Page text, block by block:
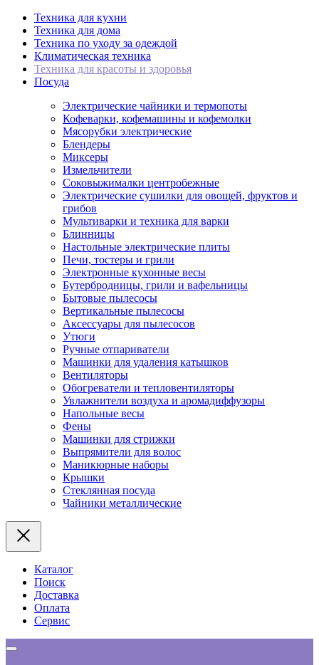
Техника для кухни
Техника для дома
Техника по уходу за одеждой
Климатическая техника
Техника для красоты и здоровья
Посуда
Электрические чайники и термопоты
Кофеварки, кофемашины и кофемолки
Мясорубки электрические
Блендеры
Миксеры
Измельчители
Соковыжималки центробежные
Электрические сушилки для овощей, фруктов и
грибов
Мультиварки и техника для варки
Блинницы
Настольные электрические плиты
Печи, тостеры и грили
Электронные кухонные весы
Бутербродницы, грили и вафельницы
Бытовые пылесосы
Вертикальные пылесосы
Аксессуары для пылесосов
Утюги
Ручные отпариватели
Машинки для удаления катышков
Вентиляторы
Обогреватели и тепловентиляторы
Увлажнители воздуха и аромадиффузоры
Напольные весы
Фены
Машинки для стрижки
Выпрямители для волос
Маникюрные наборы
Крышки
Стеклянная посуда
Чайники металлические
Каталог
Поиск
Доставка
Оплата
Сервис